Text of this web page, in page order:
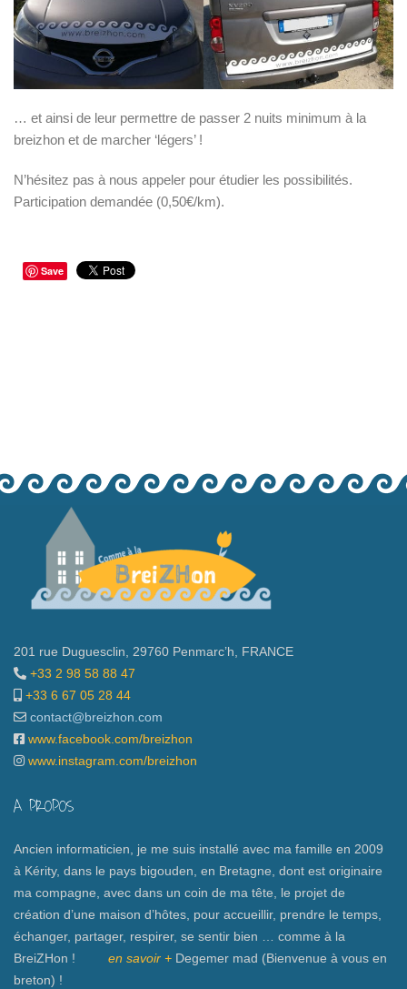
… et ainsi de leur permettre de passer 2 nuits minimum à la
breizhon et de marcher ‘légers’ !
N’hésitez pas à nous appeler pour étudier les possibilités.
Participation demandée (0,50€/km).
Save
201 rue Duguesclin, 29760 Penmarc’h, FRANCE
+33 2 98 58 88 47
+33 6 67 05 28 44
contact@breizhon.com
www.facebook.com/breizhon
www.instagram.com/breizhon
A PROPOS
Ancien informaticien, je me suis installé avec ma famille en 2009
à Kérity, dans le pays bigouden, en Bretagne, dont est originaire
ma compagne, avec dans un coin de ma tête, le projet de
création d’une maison d’hôtes, pour accueillir, prendre le temps,
échanger, partager, respirer, se sentir bien … comme à la
BreiZHon ! en savoir + Degemer mad (Bienvenue à vous en
breton) !